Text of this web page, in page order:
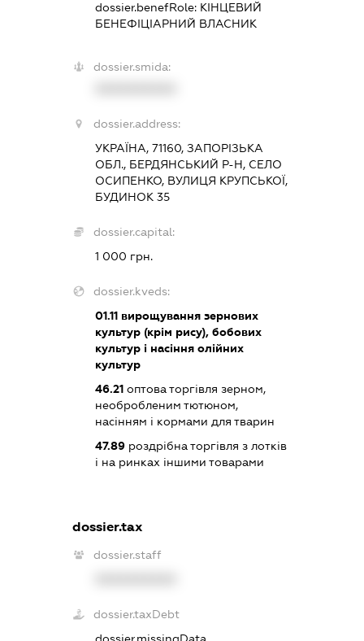
dossier.benefRole: КІНЦЕВИЙ
БЕНЕФІЦІАРНИЙ ВЛАСНИК
dossier.smida:
dossier.address:
УКРАЇНА, 71160, ЗАПОРІЗЬКА
ОБЛ., БЕРДЯНСЬКИЙ Р-Н, СЕЛО
ОСИПЕНКО, ВУЛИЦЯ КРУПСЬКОЇ,
БУДИНОК 35
dossier.capital:
1 000 грн.
dossier.kveds:
01.11 вирощування зернових
культур (крім рису), бобових
культур і насіння олійних
культур
46.21 оптова торгівля зерном,
необробленим тютюном,
насінням і кормами для тварин
47.89 роздрібна торгівля з лотків
і на ринках іншими товарами
dossier.tax
dossier.staff
dossier.taxDebt
dossier.missingData